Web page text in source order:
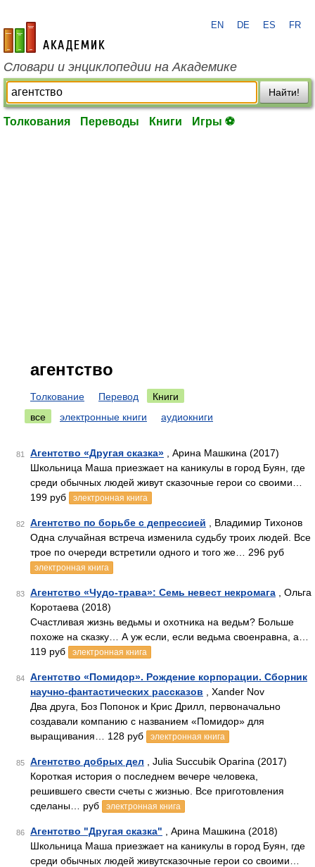
academic.ru
EN DE ES FR
Словари и энциклопедии на Академике
Найти!
Толкования Переводы Книги Игры ⚽
агентство
Толкование Перевод
Книги
все
электронные книги аудиокниги
81 Агентство «Другая сказка» , Арина Машкина (2017)
Школьница Маша приезжает на каникулы в город Буян, где
среди обычных людей живут сказочные герои со своими…
199 руб
электронная книга
82 Агентство по борьбе с депрессией , Владимир Тихонов
Одна случайная встреча изменила судьбу троих людей. Все
трое по очереди встретили одного и того же… 296 руб
электронная книга
83 Агентство «Чудо-трава»: Семь невест некромага , Ольга
Коротаева (2018)
Счастливая жизнь ведьмы и охотника на ведьм? Больше
похоже на сказку… А уж если, если ведьма своенравна, а…
119 руб
электронная книга
84
Агентство «Помидор». Рождение корпорации. Сборник
научно-фантастических рассказов , Xander Nov
Два друга, Боз Попонок и Крис Дрилл, первоначально
создавали компанию с названием «Помидор» для
выращивания… 128 руб
электронная книга
85 Агентство добрых дел , Julia Succubik Oparina (2017)
Короткая история о последнем вечере человека,
решившего свести счеты с жизнью. Все приготовления
сделаны… руб
электронная книга
86 Агентство "Другая сказка" , Арина Машкина (2018)
Школьница Маша приезжает на каникулы в город Буян, где
среди обычных людей живутсказочные герои со своими…